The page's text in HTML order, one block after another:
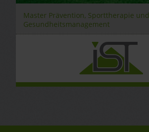
Master Prävention, Sporttherapie und
Gesundheitsmanagement